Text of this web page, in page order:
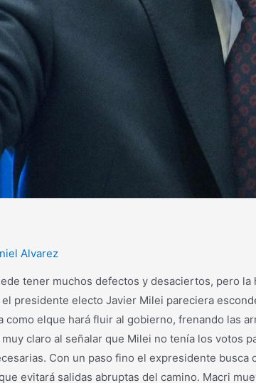
Alvarez
tener muchos defectos y desaciertos, pero
presidente electo Javier Milei pareciera
elque hará fluir al gobierno, frenando las
claro al señalar que Milei no tenía los
Con un paso fino el expresidente
evitará salidas abruptas del camino. Macri